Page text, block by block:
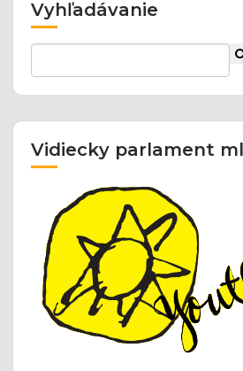
Vyhľadávanie
Vidiecky parlament